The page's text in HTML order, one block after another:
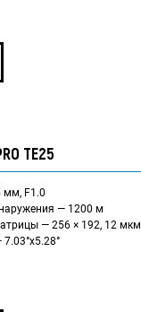
TE25
мм, F1.0
— 1200 м
— 256 × 192, 12 мкм